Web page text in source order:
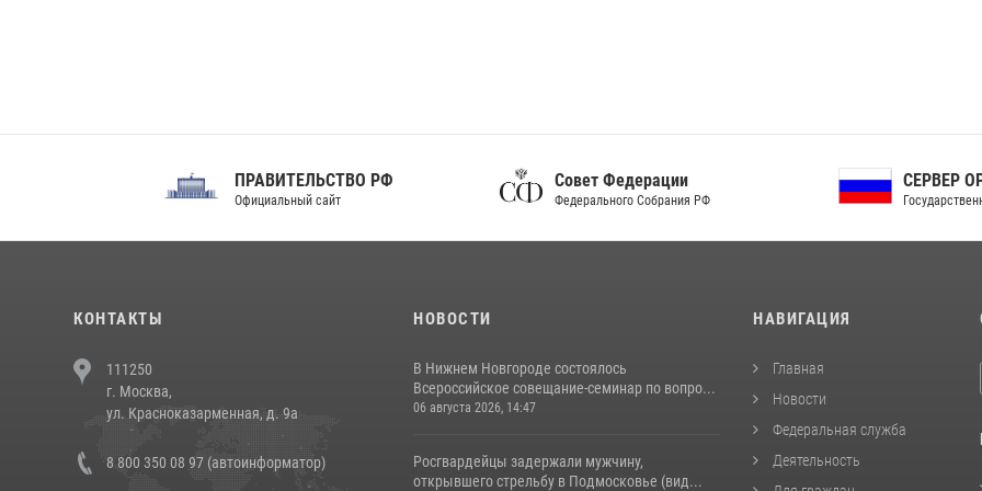
ПРАВИТЕЛЬСТВО РФ
Официальный сайт
Совет Федерации
Федерального Собрания РФ
СЕРВЕР ОРГАНОВ
Государственной власти РФ
КОНТАКТЫ
111250
г. Москва,
ул. Красноказарменная, д. 9а
8 800 350 08 97 (автоинформатор)
НОВОСТИ
В Нижнем Новгороде состоялось
Всероссийское совещание-семинар по вопро...
06 августа 2026, 14:47
Росгвардейцы задержали мужчину,
открывшего стрельбу в Подмосковье (вид...
НАВИГАЦИЯ
Главная
Новости
Федеральная служба
Деятельность